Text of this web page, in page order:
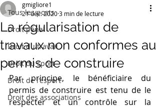
Tous les posts
Droit pénal
Droit du travail
Droit du sport
Droit de l'esport
Droit des associations
La régularisation de
travaux non conformes au
permis de construire
gmigliore1
21 déc. 20203 min de lecture
Par principe, le bénéficiaire du
permis de construire est tenu de le
respecter et un contrôle sur la